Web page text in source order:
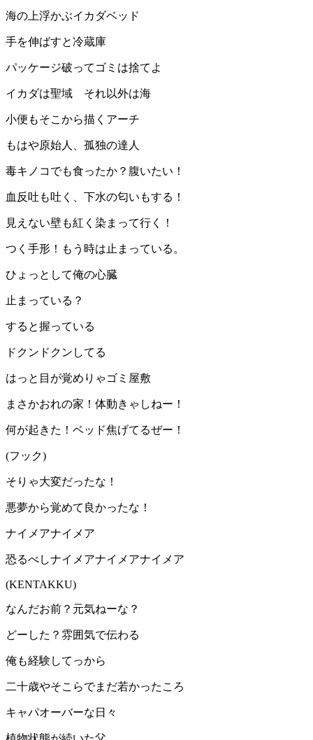
海の上浮かぶイカダベッド
手を伸ばすと冷蔵庫
パッケージ破ってゴミは捨てよ
イカダは聖域 それ以外は海
小便もそこから描くアーチ
もはや原始人、孤独の達人
毒キノコでも食ったか？腹いたい！
血反吐も吐く、下水の匂いもする！
見えない壁も紅く染まって行く！
つく手形！もう時は止まっている。
ひょっとして俺の心臓
止まっている？
すると握っている
ドクンドクンしてる
はっと目が覚めりゃゴミ屋敷
まさかおれの家！体動きゃしねー！
何が起きた！ベッド焦げてるぜー！
(フック)
そりゃ大変だったな！
悪夢から覚めて良かったな！
ナイメアナイメア
恐るべしナイメアナイメアナイメア
(KENTAKKU)
なんだお前？元気ねーな？
どーした？雰囲気で伝わる
俺も経験してっから
二十歳やそこらでまだ若かったころ
キャパオーバーな日々